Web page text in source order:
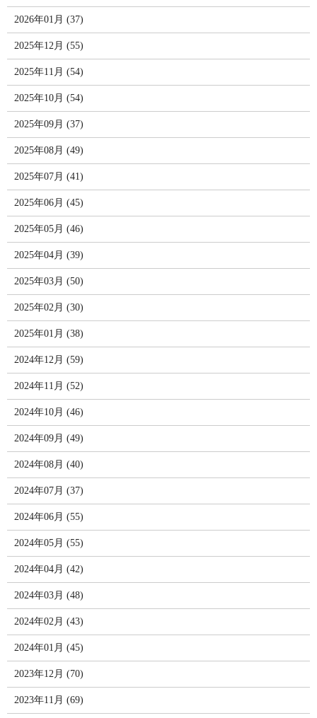
2026年01月 (37)
2025年12月 (55)
2025年11月 (54)
2025年10月 (54)
2025年09月 (37)
2025年08月 (49)
2025年07月 (41)
2025年06月 (45)
2025年05月 (46)
2025年04月 (39)
2025年03月 (50)
2025年02月 (30)
2025年01月 (38)
2024年12月 (59)
2024年11月 (52)
2024年10月 (46)
2024年09月 (49)
2024年08月 (40)
2024年07月 (37)
2024年06月 (55)
2024年05月 (55)
2024年04月 (42)
2024年03月 (48)
2024年02月 (43)
2024年01月 (45)
2023年12月 (70)
2023年11月 (69)